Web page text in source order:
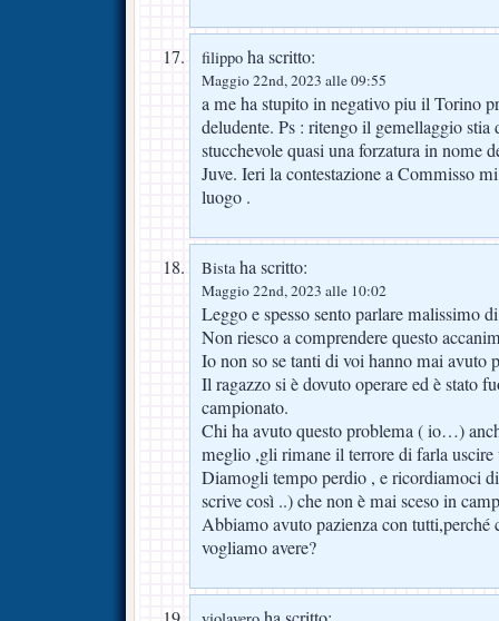
filippo ha scritto:
Maggio 22nd, 2023 alle 09:55
a me ha stupito in negativo piu il Torino
deludente. Ps : ritengo il gemellaggio stia
stucchevole quasi una forzatura in nome
Juve. Ieri la contestazione a Commisso
luogo .
Bistaha scritto:
Maggio 22nd, 2023 alle 10:02
Leggo e spesso sento parlare malissimo
Non riesco a comprendere questo
Io non so se tanti di voi hanno mai avuto
Il ragazzo si è dovuto operare ed è stato
campionato.
Chi ha avuto questo problema ( io…)
meglio ,gli rimane il terrore di farla uscire
Diamogli tempo perdio , e ricordiamoci
scrive così ..) che non è mai sceso in
Abbiamo avuto pazienza con tutti,perché
vogliamo avere?